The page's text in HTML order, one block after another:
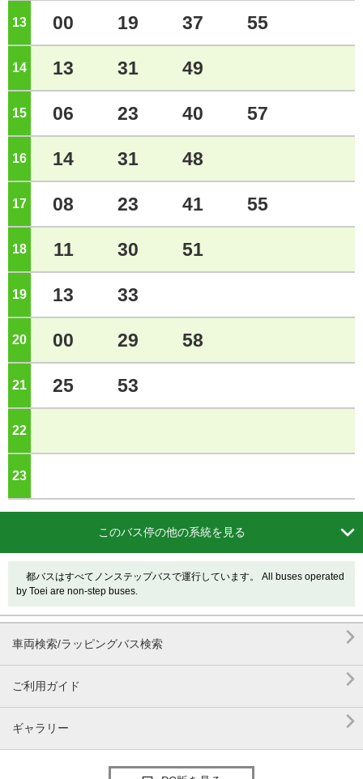
13 00 19 37 55
14 13 31 49
15 06 23 40 57
16 14 31 48
17 08 23 41 55
18 11 30 51
19 13 33
20 00 29 58
21 25 53
22
23
このバス停の他の系統を見る 
都バスはすべてノンステップバスで運行しています。 All buses operated
by Toei are non-step buses.
車両検索/ラッピングバス検索 
ご利用ガイド 
ギャラリー 